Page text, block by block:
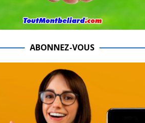
ABONNEZ-VOUS